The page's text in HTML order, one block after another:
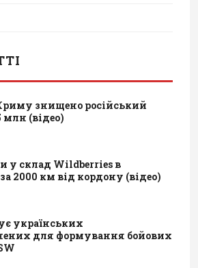
знищено російський
млн (відео)
у склад Wildberries в
2000 км від кордону (відео)
українських
для формування бойових